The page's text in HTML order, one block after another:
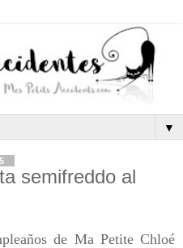
▼
semifreddo al
de Ma Petite Chloé